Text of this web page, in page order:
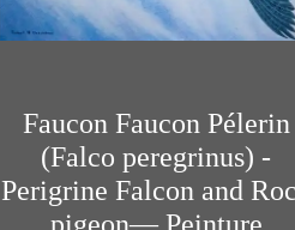
Faucon Faucon Pélerin
(Falco peregrinus) -
Perigrine Falcon and